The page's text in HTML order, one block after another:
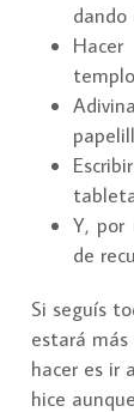
dando
Y, por
de
Si seguís
estará
hacer es ir
hice